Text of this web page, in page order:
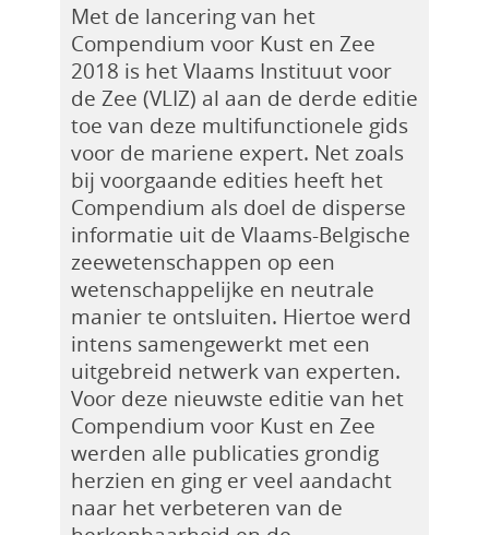
Met de lancering van het
Compendium voor Kust en Zee
2018 is het Vlaams Instituut voor
de Zee (VLIZ) al aan de derde editie
toe van deze multifunctionele gids
voor de mariene expert. Net zoals
bij voorgaande edities heeft het
Compendium als doel de disperse
informatie uit de Vlaams-Belgische
zeewetenschappen op een
wetenschappelijke en neutrale
manier te ontsluiten. Hiertoe werd
intens samengewerkt met een
uitgebreid netwerk van experten.
Voor deze nieuwste editie van het
Compendium voor Kust en Zee
werden alle publicaties grondig
herzien en ging er veel aandacht
naar het verbeteren van de